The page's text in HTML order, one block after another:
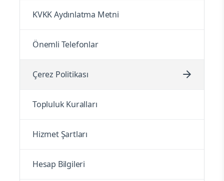
KVKK Aydınlatma Metni
Önemli Telefonlar
Çerez Politikası
Topluluk Kuralları
Hizmet Şartları
Hesap Bilgileri